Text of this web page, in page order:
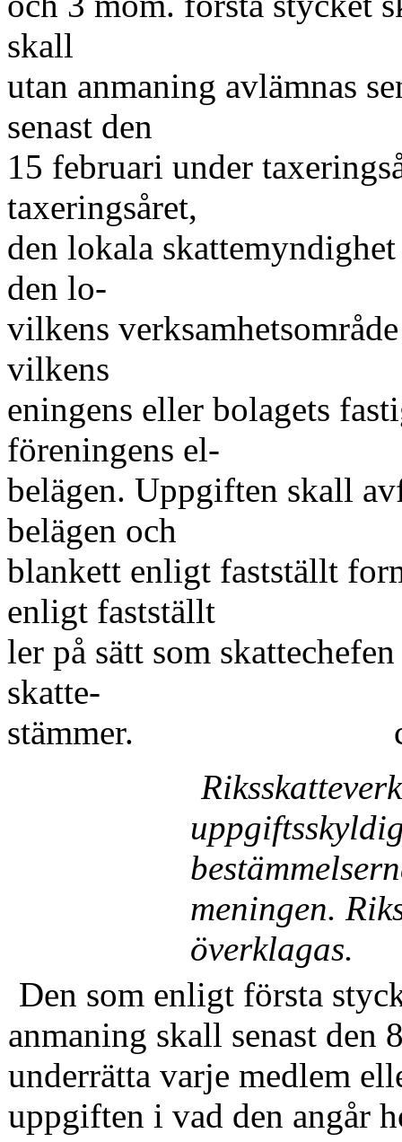
skall
utan anmaning avlämnas
senast den
15 februari under
taxeringsåret,
den lokala
den lo-
vilkens
vilkens
eningens eller bolagets
föreningens el-
belägen. Uppgiften skall
belägen och
blankett enligt fastställt
enligt fastställt
ler på sätt som
skatte-
stämmer.
meningen.
överklagas.
Den som enligt första
anmaning skall senast den
underrätta varje medlem
uppgiften i vad den angår